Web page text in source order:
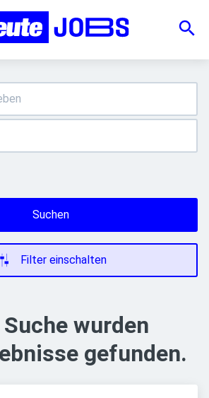
Suchen
Filter einschalten
wurden
gefunden.